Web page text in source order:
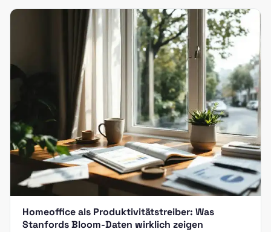
Homeoffice als Produktivitätstreiber: Was
Stanfords Bloom-Daten wirklich zeigen